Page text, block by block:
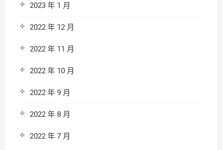
2023 年 1 月
2022 年 12 月
2022 年 11 月
2022 年 10 月
2022 年 9 月
2022 年 8 月
2022 年 7 月